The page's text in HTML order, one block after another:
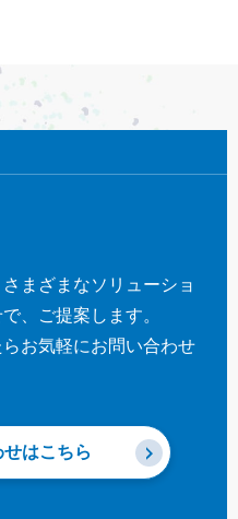
まざまなソリューショ
、ご提案します。
お気軽にお問い合わせ
はこちら